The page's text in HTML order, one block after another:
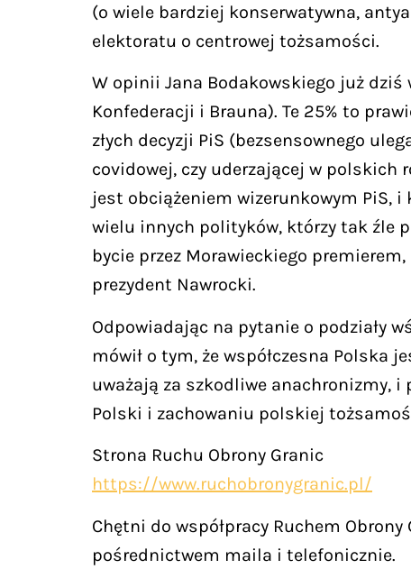
(o wiele bardziej konserwatywna,
elektoratu o centrowej tożsamości.
W opinii Jana Bodakowskiego już
Konfederacji i Brauna). Te 25% to
złych decyzji PiS (bezsensownego
covidowej, czy uderzającej w
jest obciążeniem wizerunkowym PiS, i
wielu innych polityków, którzy tak źle
bycie przez Morawieckiego
prezydent Nawrocki.
Odpowiadając na pytanie o podziały
mówił o tym, że współczesna Polska
uważają za szkodliwe anachronizmy,
Polski i zachowaniu polskiej
Strona Ruchu Obrony Granic
https://www.ruchobronygranic.pl/
Chętni do współpracy Ruchem
pośrednictwem maila i telefonicznie.